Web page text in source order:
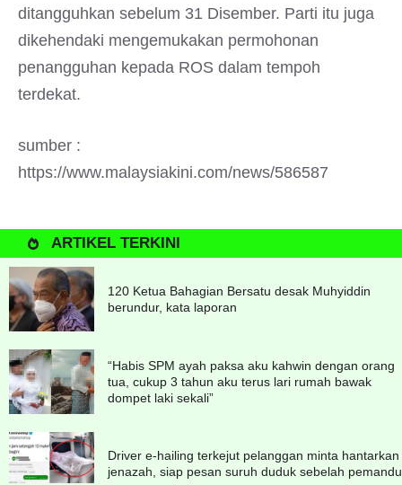
ditangguhkan sebelum 31 Disember. Parti itu juga
dikehendaki mengemukakan permohonan
penangguhan kepada ROS dalam tempoh
terdekat.
sumber :
https://www.malaysiakini.com/news/586587
ARTIKEL TERKINI
120 Ketua Bahagian Bersatu desak Muhyiddin
berundur, kata laporan
“Habis SPM ayah paksa aku kahwin dengan orang
tua, cukup 3 tahun aku terus lari rumah bawak
dompet laki sekali”
Driver e-hailing terkejut pelanggan minta hantarkan
jenazah, siap pesan suruh duduk sebelah pemandu